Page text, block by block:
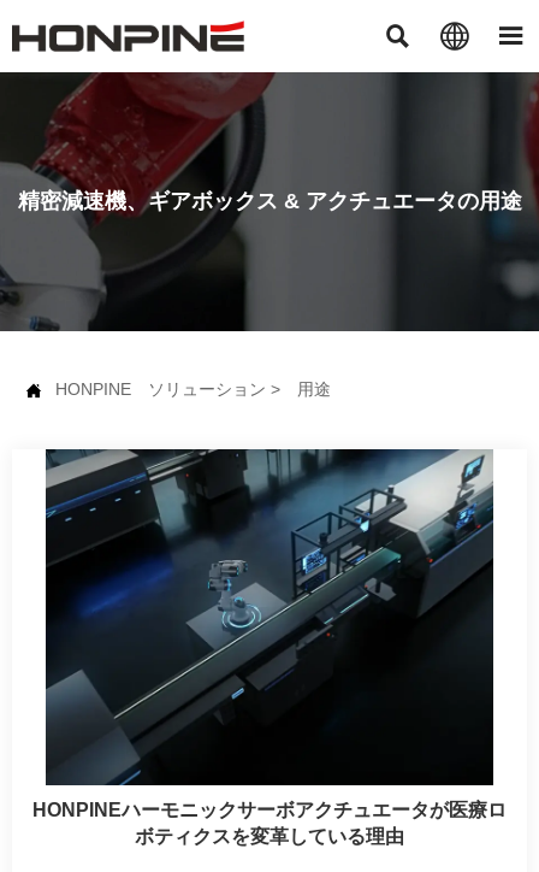
  
精密減速機、ギアボックス & アクチュエータの用途
 HONPINE ソリューション > 用途
HONPINEハーモニックサーボアクチュエータが医療ロ
ボティクスを変革している理由